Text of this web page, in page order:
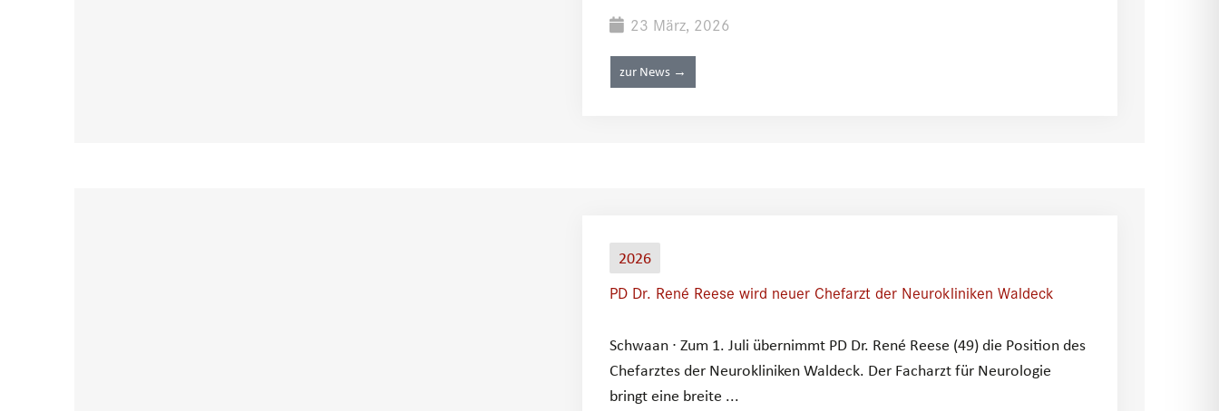
23 März, 2026
zur News →
2026
PD Dr. René Reese wird neuer Chefarzt der Neurokliniken Waldeck
Schwaan ∙ Zum 1. Juli übernimmt PD Dr. René Reese (49) die Position des
Chefarztes der Neurokliniken Waldeck. Der Facharzt für Neurologie
bringt eine breite ...